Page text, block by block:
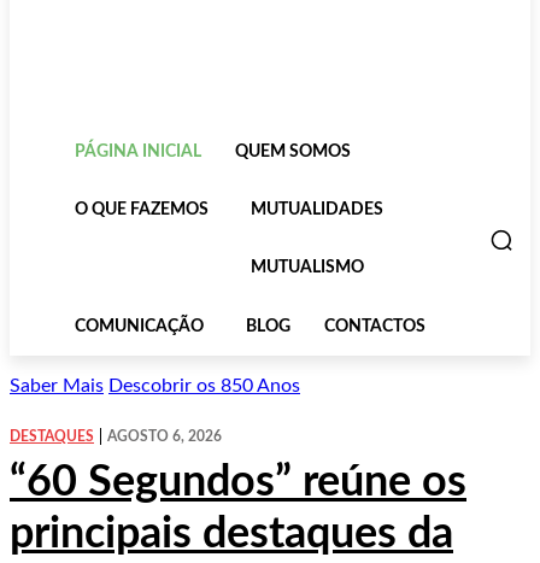
PÁGINA INICIAL QUEM SOMOS
O QUE FAZEMOS MUTUALIDADES
MUTUALISMO
COMUNICAÇÃO BLOG CONTACTOS
Saber Mais Descobrir os 850 Anos
DESTAQUES AGOSTO 6, 2026
“60 Segundos” reúne os
principais destaques da